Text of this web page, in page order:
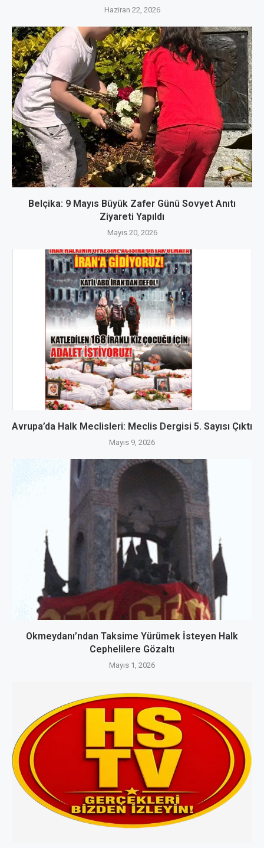
Haziran 22, 2026
Belçika: 9 Mayıs Büyük Zafer Günü Sovyet Anıtı
Ziyareti Yapıldı
Mayıs 20, 2026
Avrupa’da Halk Meclisleri: Meclis Dergisi 5. Sayısı Çıktı
Mayıs 9, 2026
Okmeydanı’ndan Taksime Yürümek İsteyen Halk
Cephelilere Gözaltı
Mayıs 1, 2026